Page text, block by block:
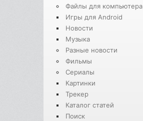
Файлы для компьютера
Игры для Android
Новости
Музыка
Разные новости
Фильмы
Сериалы
Картинки
Трекер
Каталог статей
Поиск